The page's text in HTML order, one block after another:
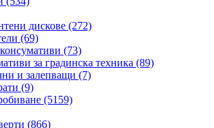
дискове (272)
(69)
(73)
за градинска техника (89)
и залепващи (7)
(9)
(5159)
(866)